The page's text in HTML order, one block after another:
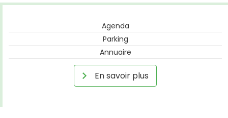
Agenda
Parking
Annuaire
En savoir plus